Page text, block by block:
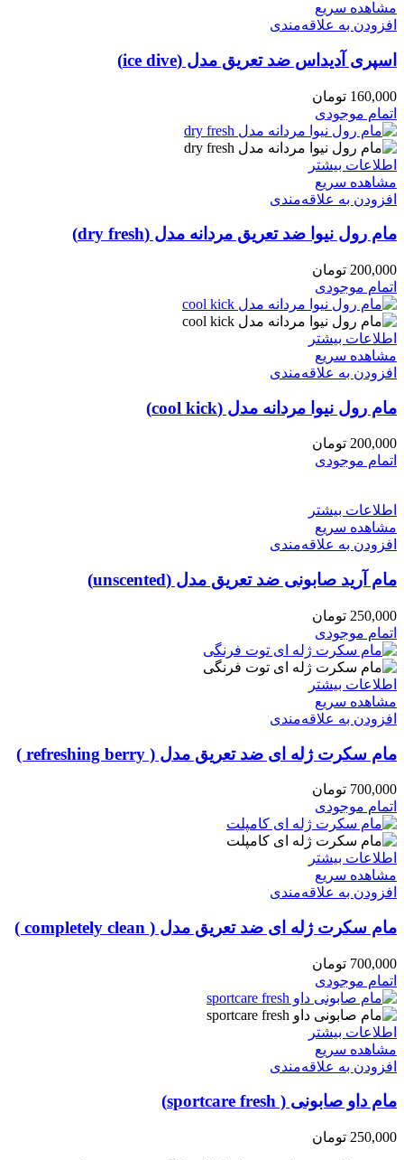
مشاهده سریع
افزودن به علاقه‌مندی
اسپری آدیداس ضد تعریق مدل (ice dive)
160,000 تومان
اتمام موجودی
اطلاعات بیشتر
مشاهده سریع
افزودن به علاقه‌مندی
مام رول نیوا ضد تعریق مردانه مدل (dry fresh)
200,000 تومان
اتمام موجودی
اطلاعات بیشتر
مشاهده سریع
افزودن به علاقه‌مندی
مام رول نیوا مردانه مدل (cool kick)
200,000 تومان
اتمام موجودی
اطلاعات بیشتر
مشاهده سریع
افزودن به علاقه‌مندی
مام آرید صابونی ضد تعریق مدل (unscented)
250,000 تومان
اتمام موجودی
اطلاعات بیشتر
مشاهده سریع
افزودن به علاقه‌مندی
مام سکرت ژله ای ضد تعریق مدل ( refreshing berry )
700,000 تومان
اتمام موجودی
اطلاعات بیشتر
مشاهده سریع
افزودن به علاقه‌مندی
مام سکرت ژله ای ضد تعریق مدل ( completely clean )
700,000 تومان
اتمام موجودی
اطلاعات بیشتر
مشاهده سریع
افزودن به علاقه‌مندی
مام داو صابونی ( sportcare fresh)
250,000 تومان